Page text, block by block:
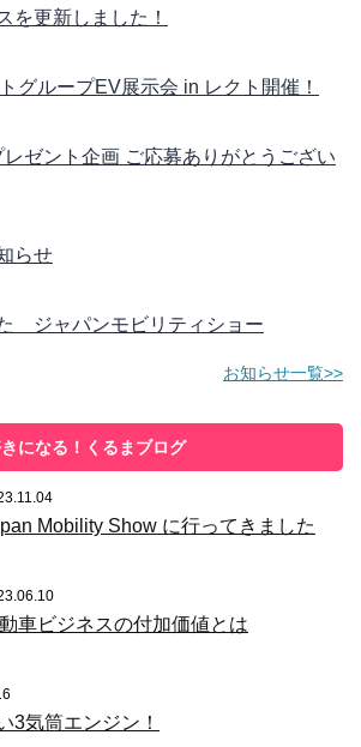
を更新しました！
グループEV展示会 in レクト開催！
ゼント企画 ご応募ありがとうござい
らせ
ジャパンモビリティショー
お知らせ一覧>>
になる！くるまブログ
Mobility Show に行ってきました
車ビジネスの付加価値とは
3気筒エンジン！